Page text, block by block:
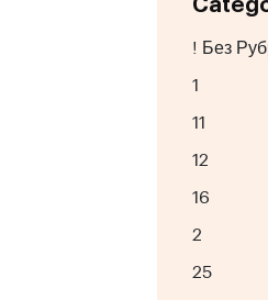
! Без
1
11
12
16
2
25